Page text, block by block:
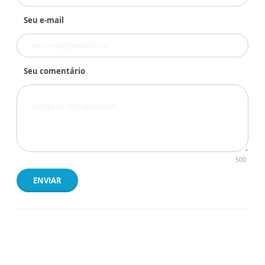
Seu e-mail
Seu comentário
500
ENVIAR